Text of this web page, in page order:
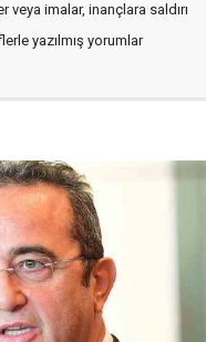
imalar, inançlara saldırı
yazılmış yorumlar